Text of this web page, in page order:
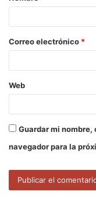
*
Correo electrónico *
Web
Guardar mi
navegador para la